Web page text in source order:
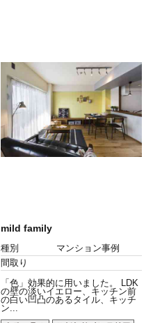
mild family
種別
マンション事例
間取り
「色」効果的に用いました。 LDK
の壁の淡いイエロー、キッチン前
の白い凹凸のあるタイル、キッチ
ン...